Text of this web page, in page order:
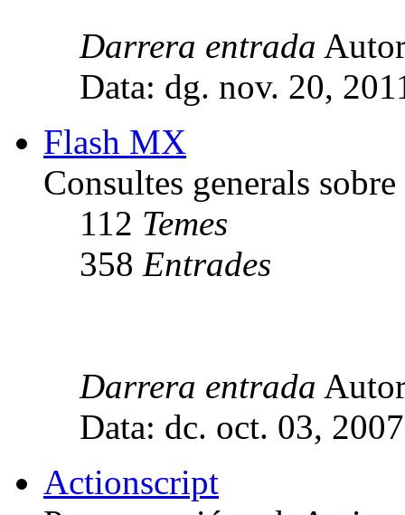
Darrera entrada
Data: dg. nov. 20,
Flash MX
Consultes generals
112 Temes
358 Entrades
Darrera entrada
Data: dc. oct. 03,
Actionscript